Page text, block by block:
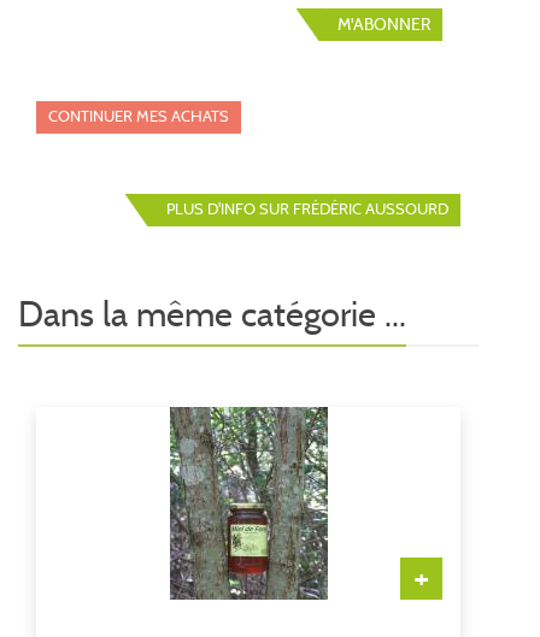
M'ABONNER
CONTINUER MES ACHATS
PLUS D'INFO SUR FRÉDÉRIC AUSSOURD
Dans la même catégorie ...
+